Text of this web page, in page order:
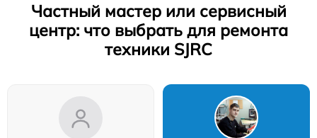
Частный мастер или сервисный
центр: что выбрать для ремонта
техники SJRC